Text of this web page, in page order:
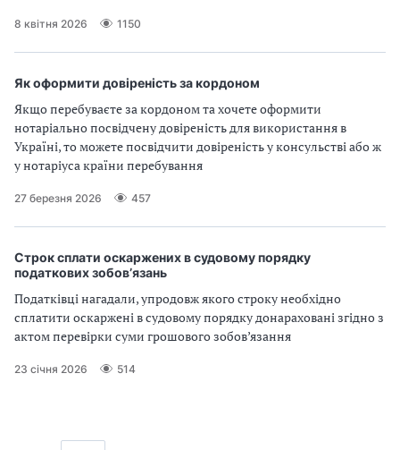
8 квітня 2026 1150
Як оформити довіреність за кордоном
Якщо перебуваєте за кордоном та хочете оформити
нотаріально посвідчену довіреність для використання в
Україні, то можете посвідчити довіреність у консульстві або ж
у нотаріуса країни перебування
27 березня 2026 457
Строк сплати оскаржених в судовому порядку
податкових зобов’язань
Податківці нагадали, упродовж якого строку необхідно
сплатити оскаржені в судовому порядку донараховані згідно з
актом перевірки суми грошового зобов’язання
23 січня 2026 514